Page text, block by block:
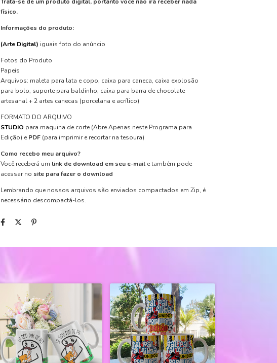
físico.
Informações do produto:
(Arte Digital) iguais foto do anúncio
Fotos do Produto
Papeis
Arquivos: maleta para lata e copo, caixa para caneca, caixa explosão
para bolo, suporte para baldinho, caixa para barra de chocolate
artesanal + 2 artes canecas (porcelana e acrílico)
FORMATO DO ARQUIVO
STUDIO para maquina de corte (Abre Apenas neste Programa para
Edição) e PDF (para imprimir e recortar na tesoura)
Como recebo meu arquivo?
Você receberá um link de download em seu e-mail e também pode
acessar no site para fazer o download
Lembrando que nossos arquivos são enviados compactados em Zip, é
necessário descompactá-los.